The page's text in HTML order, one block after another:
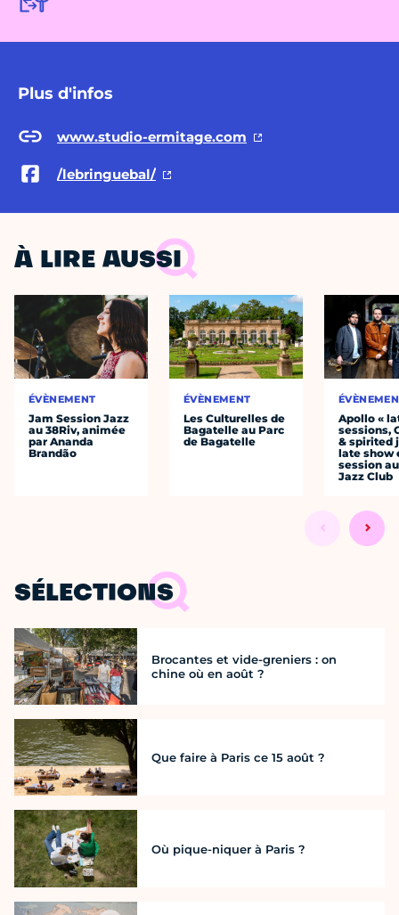
Plus d'infos
www.studio-ermitage.com
/lebringuebal/
À LIRE AUSSI
ÉVÈNEMENT
Jam Session Jazz
au 38Riv, animée
par Ananda
Brandão
ÉVÈNEMENT
Les Culturelles de
Bagatelle au Parc
de Bagatelle
Apollo «
sessions,
& spirited
late show
session
Jazz Club
SÉLECTIONS
Brocantes et vide-greniers : on
chine où en août ?
Que faire à Paris ce 15 août ?
Où pique-niquer à Paris ?